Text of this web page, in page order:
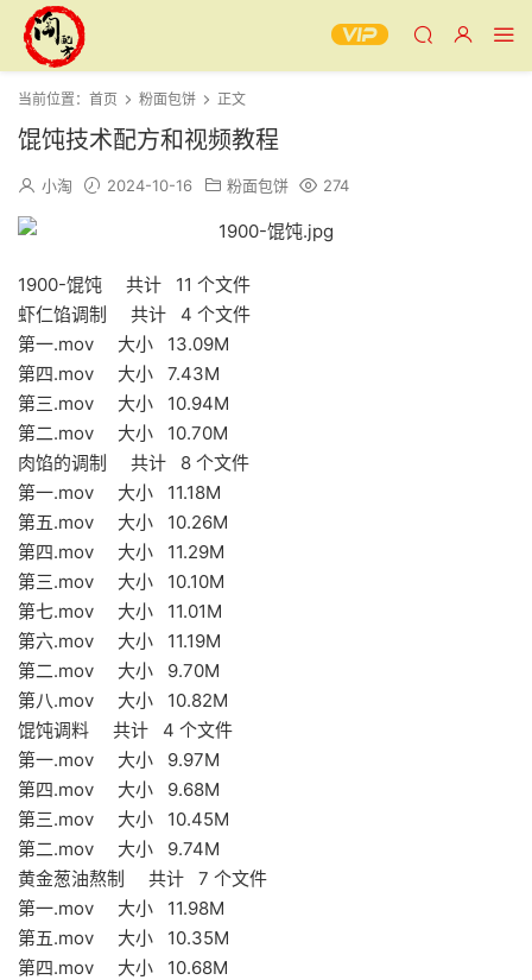
当前位置： 首页 粉面包饼 正文
馄饨技术配方和视频教程
小淘 2024-10-16 粉面包饼 274
1900-馄饨 共计 11 个文件
虾仁馅调制 共计 4 个文件
第一.mov 大小 13.09M
第四.mov 大小 7.43M
第三.mov 大小 10.94M
第二.mov 大小 10.70M
肉馅的调制 共计 8 个文件
第一.mov 大小 11.18M
第五.mov 大小 10.26M
第四.mov 大小 11.29M
第三.mov 大小 10.10M
第七.mov 大小 11.01M
第六.mov 大小 11.19M
第二.mov 大小 9.70M
第八.mov 大小 10.82M
馄饨调料 共计 4 个文件
第一.mov 大小 9.97M
第四.mov 大小 9.68M
第三.mov 大小 10.45M
第二.mov 大小 9.74M
黄金葱油熬制 共计 7 个文件
第一.mov 大小 11.98M
第五.mov 大小 10.35M
第四.mov 大小 10.68M